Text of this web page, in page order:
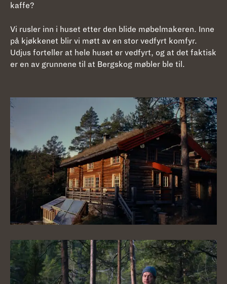
kaffe?
Vi rusler inn i huset etter den blide møbelmakeren. Inne
på kjøkkenet blir vi møtt av en stor vedfyrt komfyr.
Udjus forteller at hele huset er vedfyrt, og at det faktisk
er en av grunnene til at Bergskog møbler ble til.